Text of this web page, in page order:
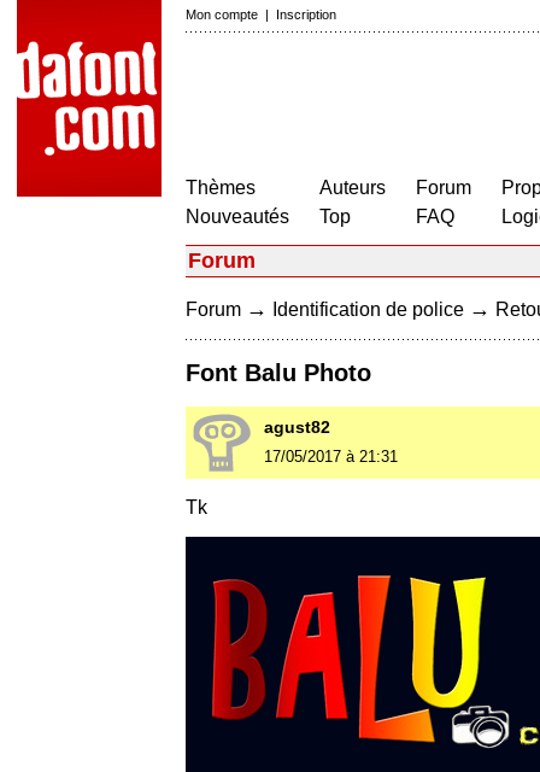
Mon compte | Inscription
Thèmes
Nouveautés
Auteurs
Top
Forum
FAQ
Forum
Forum → Identification de police →
Font Balu Photo
agust82
17/05/2017 à 21:31
Tk